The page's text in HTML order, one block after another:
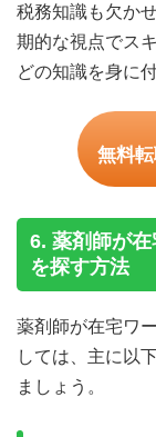
税務知識も欠か
期的な視点でス
どの知識を身に
無料
6. 薬剤師が
を探す方法
薬剤師が在宅ワ
しては、主に以
ましょう。